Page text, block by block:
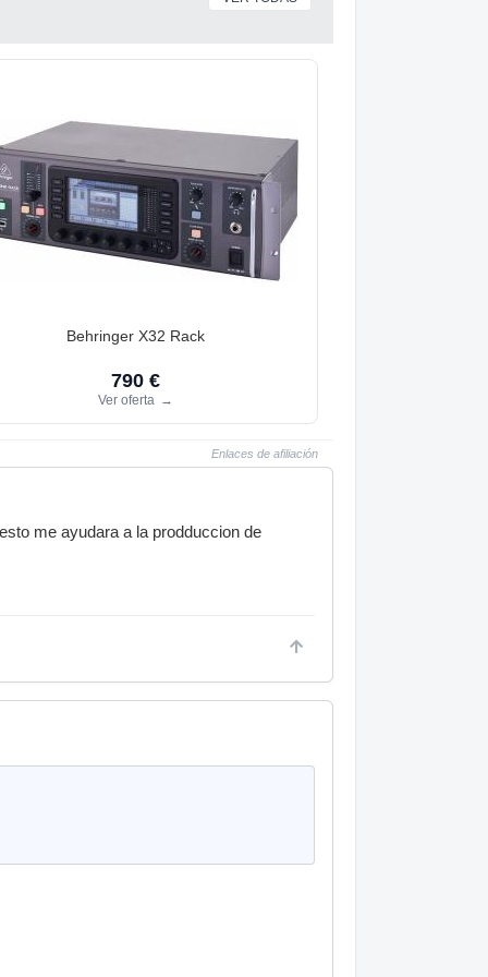
Behringer X32 Rack
790 €
Ver oferta →
Enlaces de afiliación
me ayudara a la prodduccion de